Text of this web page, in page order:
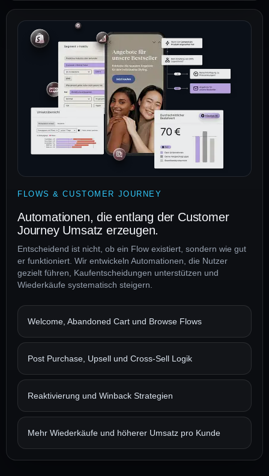
FLOWS & CUSTOMER JOURNEY
Automationen, die entlang der Customer
Journey Umsatz erzeugen.
Entscheidend ist nicht, ob ein Flow existiert, sondern wie gut
er funktioniert. Wir entwickeln Automationen, die Nutzer
gezielt führen, Kaufentscheidungen unterstützen und
Wiederkäufe systematisch steigern.
Welcome, Abandoned Cart und Browse Flows
Post Purchase, Upsell und Cross-Sell Logik
Reaktivierung und Winback Strategien
Mehr Wiederkäufe und höherer Umsatz pro Kunde